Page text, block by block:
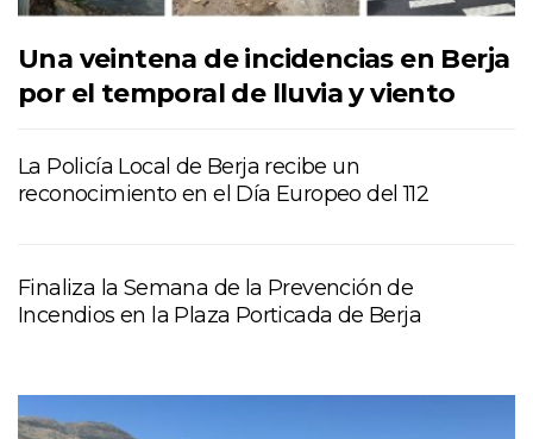
Una veintena de incidencias en Berja
por el temporal de lluvia y viento
La Policía Local de Berja recibe un
reconocimiento en el Día Europeo del 112
Finaliza la Semana de la Prevención de
Incendios en la Plaza Porticada de Berja